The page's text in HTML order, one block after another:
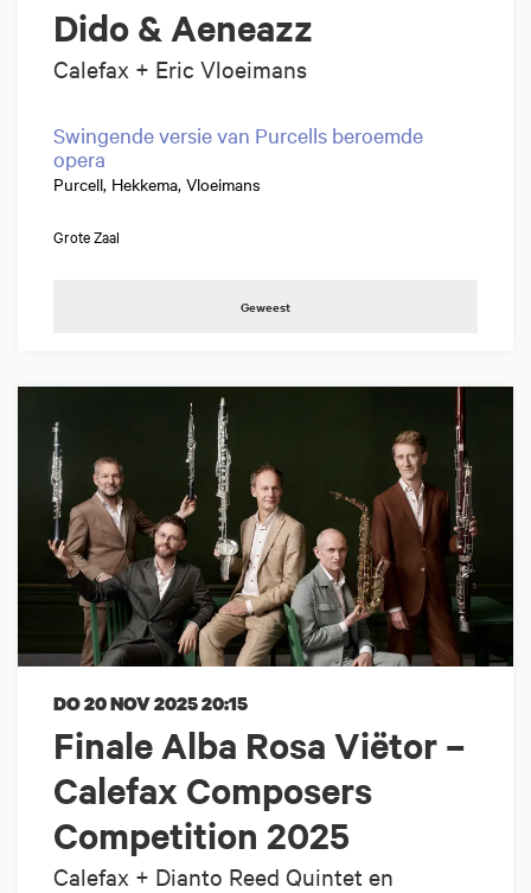
Dido & Aeneazz
Calefax + Eric Vloeimans
Swingende versie van Purcells beroemde
opera
Purcell, Hekkema, Vloeimans
Grote Zaal
Geweest
Finale Alba Rosa Viëtor –
Calefax Composers
Competition 2025
Calefax + Dianto Reed Quintet en
DO 20 NOV 202520:15